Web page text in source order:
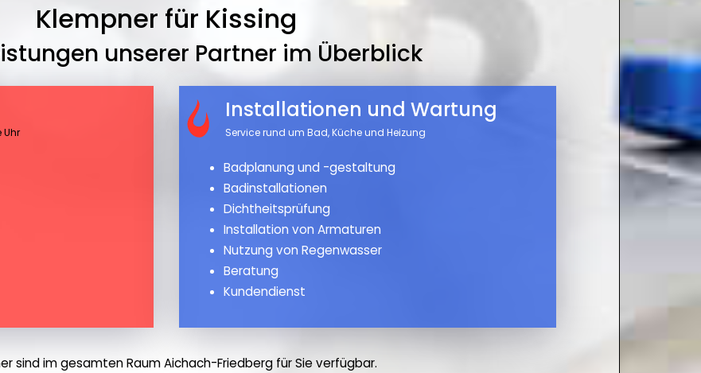
Klempner für Kissing
unserer Partner im Überblick
Installationen und Wartung
Service rund um Bad, Küche und Heizung
Badplanung und -gestaltung
Badinstallationen
Dichtheitsprüfung
Installation von Armaturen
Nutzung von Regenwasser
Beratung
Kundendienst
sind im gesamten Raum Aichach-Friedberg für Sie verfügbar.